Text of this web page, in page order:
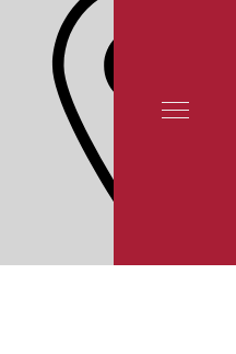
ЦЕНЫ НА ЗАМЕНУ ЛАМП NISSAN